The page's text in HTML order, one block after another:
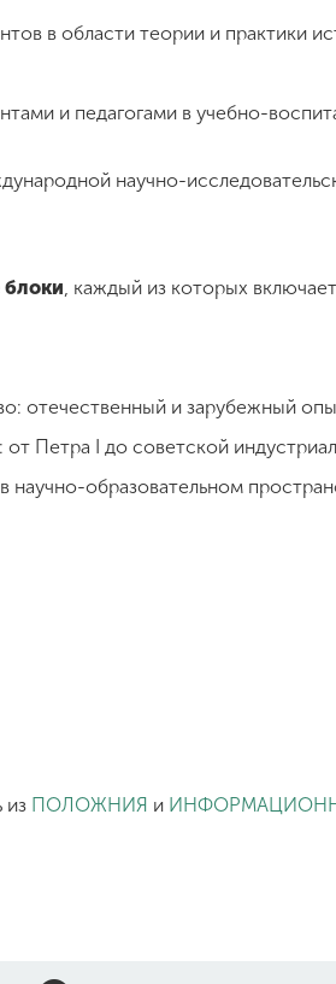
в области теории и практики
и педагогами в учебно-
научно-
, каждый из которых
отечественный и зарубежный
Петра I до советской
образовательном
из ПОЛОЖНИЯ и